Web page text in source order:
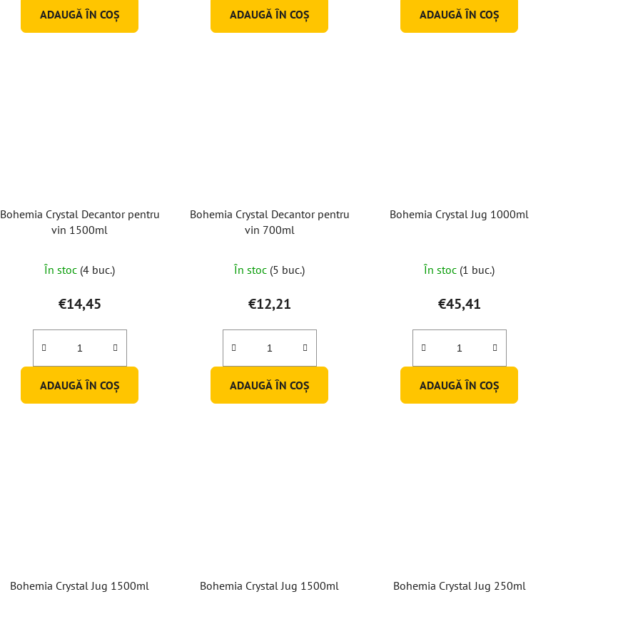
ADAUGĂ ÎN COŞ ADAUGĂ ÎN COŞ ADAUGĂ ÎN COŞ
Bohemia Crystal Decantor pentru
vin 1500ml
În stoc (4 buc.)
€14,45
ADAUGĂ ÎN COŞ
Bohemia Crystal Decantor pentru
vin 700ml
În stoc (5 buc.)
€12,21
ADAUGĂ ÎN COŞ
Bohemia Crystal Jug 1000ml
În stoc (1 buc.)
€45,41
ADAUGĂ ÎN COŞ
Bohemia Crystal Jug 1500ml Bohemia Crystal Jug 1500ml Bohemia Crystal Jug 250ml